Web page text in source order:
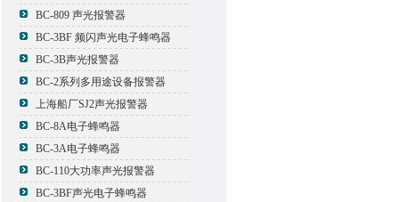
BC-809 声光报警器
BC-3BF 频闪声光电子蜂鸣器
BC-3B声光报警器
BC-2系列多用途设备报警器
上海船厂SJ2声光报警器
BC-8A电子蜂鸣器
BC-3A电子蜂鸣器
BC-110大功率声光报警器
BC-3BF声光电子蜂鸣器